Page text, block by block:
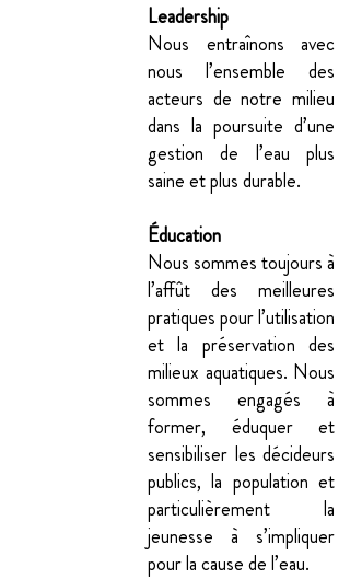
Leadership
Nous entraînons avec
nous l’ensemble des
acteurs de notre milieu
dans la poursuite d’une
gestion de l’eau plus
saine et plus durable.
Éducation
Nous sommes toujours à
l’affût des meilleures
pratiques pour l’utilisation
et la préservation des
milieux aquatiques. Nous
sommes engagés à
former, éduquer et
sensibiliser les décideurs
publics, la population et
particulièrement la
jeunesse à s’impliquer
pour la cause de l’eau.